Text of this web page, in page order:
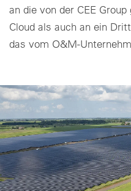
an die von der CEE
Cloud als auch an ein
das vom O&M-